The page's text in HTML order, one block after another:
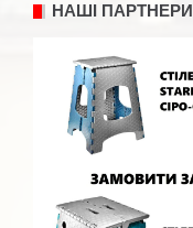
НАШІ ПАРТНЕРИ